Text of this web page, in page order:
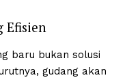
Efisien
baru bukan solusi
gudang akan